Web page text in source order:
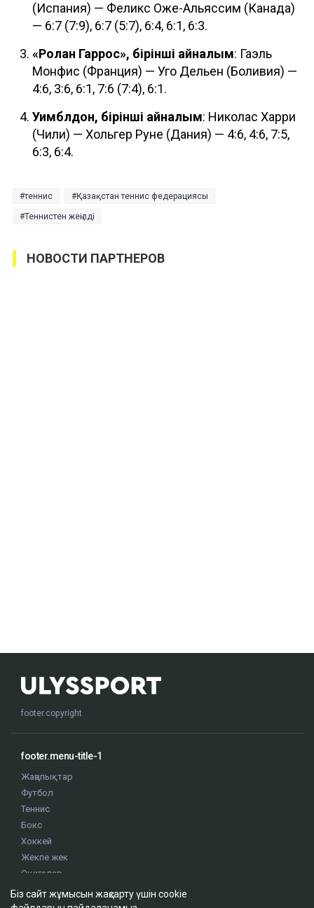
(Испания) — Феликс Оже-Альяссим (Канада)
— 6:7 (7:9), 6:7 (5:7), 6:4, 6:1, 6:3.
«Ролан Гаррос», бірінші айналым: Гаэль
Монфис (Франция) — Уго Дельен (Боливия) —
4:6, 3:6, 6:1, 7:6 (7:4), 6:1.
Уимблдон, бірінші айналым: Николас Харри
(Чили) — Хольгер Руне (Дания) — 4:6, 4:6, 7:5,
6:3, 6:4.
теннис Қазақстан теннис федерациясы
Теннистен жеңілді
НОВОСТИ ПАРТНЕРОВ
footer.copyright
footer.menu-title-1
Жаңалықтар
Футбол
Теннис
Бокс
Хоккей
Жекпе жек
Оқиғалар
Олимпиада
Біз сайт жұмысын жақсарту үшін cookie